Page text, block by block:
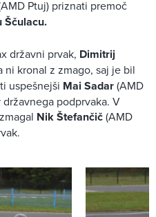
Ptuj) priznati premoč
Ščulacu.
državni prvak, Dimitrij
ni kronal z zmago, saj je bil
uspešnejši Mai Sadar(AMD
podprvaka. V
Nik Štefančič(AMD